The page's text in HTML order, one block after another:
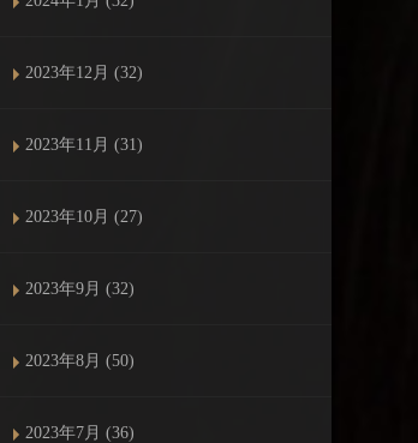
2023年12月 (32)
2023年11月 (31)
2023年10月 (27)
2023年9月 (32)
2023年8月 (50)
2023年7月 (36)